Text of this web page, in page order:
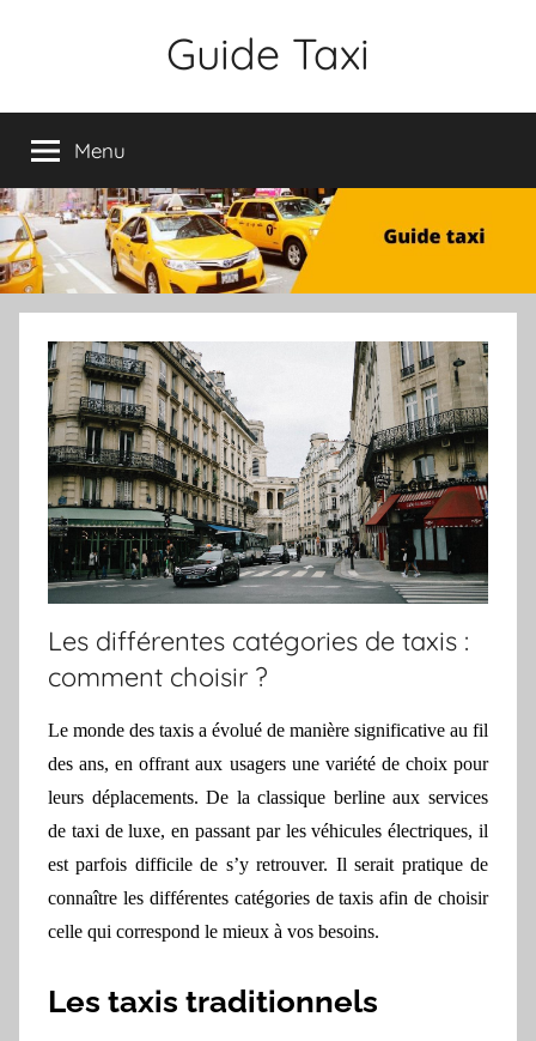
Guide Taxi
Menu
Les différentes catégories de taxis :
comment choisir ?
Le monde des taxis a évolué de manière significative au fil
des ans, en offrant aux usagers une variété de choix pour
leurs déplacements. De la classique berline aux services
de taxi de luxe, en passant par les véhicules électriques, il
est parfois difficile de s’y retrouver. Il serait pratique de
connaître les différentes catégories de taxis afin de choisir
celle qui correspond le mieux à vos besoins.
Les taxis traditionnels